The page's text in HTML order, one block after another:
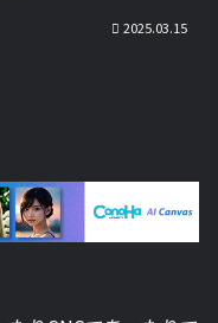
2025.03.15